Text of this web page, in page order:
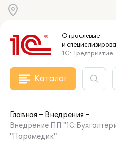
Отраслевые
и
1С:Предприятие
Каталог
Главная
Внедрения
Внедрение ПП
"Парамедик"